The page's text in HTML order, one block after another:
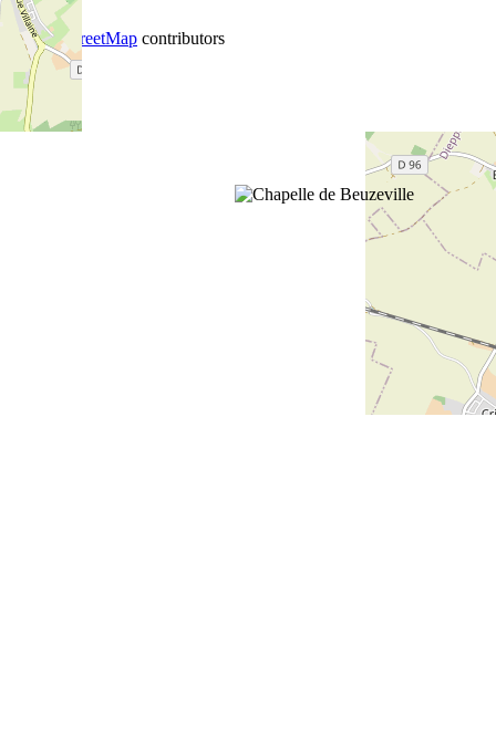
−
© OpenStreetMap contributors